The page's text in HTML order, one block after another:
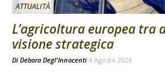
ATTUALITÀ
L’agricoltura europea tra
visione strategica
Di Debora Degl'Innocenti 4 Agosto 2026